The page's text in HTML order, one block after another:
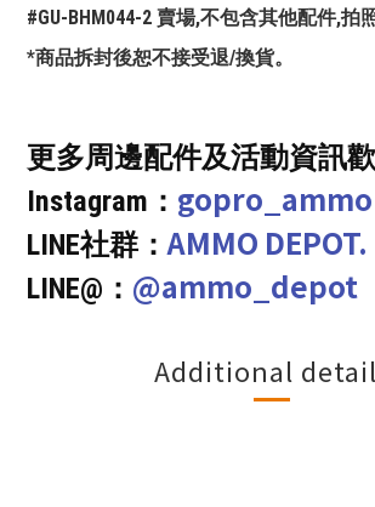
#GU-BHM044-2 賣場,不包含其他配件,拍
*商品拆封後恕不接受退/換貨。
更多周邊配件及活動資訊
Instagram： gopro_ammo
LINE社群：AMMO DEPOT.
LINE@： @ammo_depot
Additional